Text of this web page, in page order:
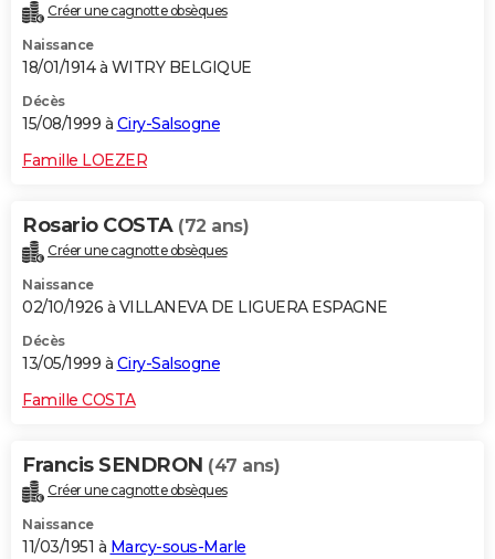
Créer une cagnotte obsèques
Naissance
18/01/1914 à WITRY BELGIQUE
Décès
15/08/1999 à Ciry-Salsogne
Famille LOEZER
Rosario COSTA (72 ans)
Créer une cagnotte obsèques
Naissance
02/10/1926 à VILLANEVA DE LIGUERA ESPAGNE
Décès
13/05/1999 à Ciry-Salsogne
Famille COSTA
Francis SENDRON (47 ans)
Créer une cagnotte obsèques
Naissance
11/03/1951 à Marcy-sous-Marle